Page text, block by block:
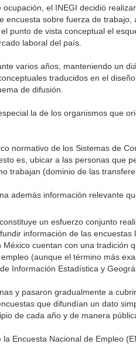
el INEGI decidió
sobre fuerza de
punto de vista conceptual el
laboral del país.
varios años, manteniendo un
traducidos en el
de difusión.
la de los organismos que
normativo de los Sistemas de
es, ubicar a las personas que
trabajan (dominio de las
además información relevante
un esfuerzo conjunto
información de las
cuentan con una tradición
(aunque el término más
Información Estadística y
y pasaron gradualmente a
que difundían un dato
de cada año y de manera
Encuesta Nacional de Empleo